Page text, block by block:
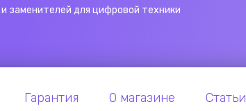
и заменителей для цифровой техники
Гарантия О магазине Статьи